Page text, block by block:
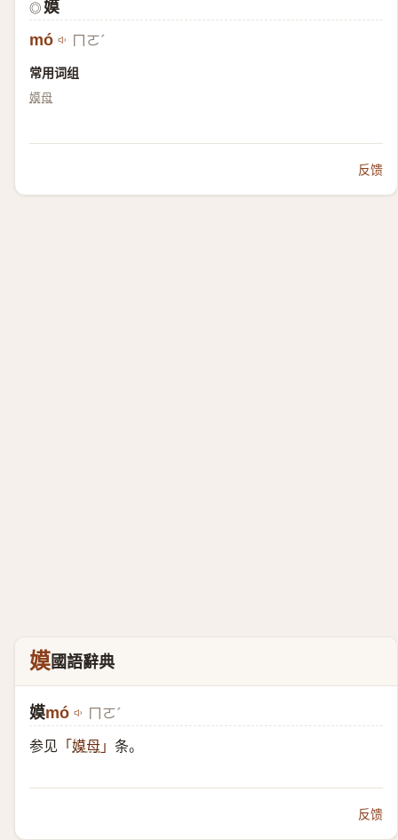
◎ 嫫
mó
ㄇㄛˊ
常用词组
嫫母
反馈
嫫國語辭典
嫫mó ㄇㄛˊ
参见 「 嫫母 」 条。
反馈